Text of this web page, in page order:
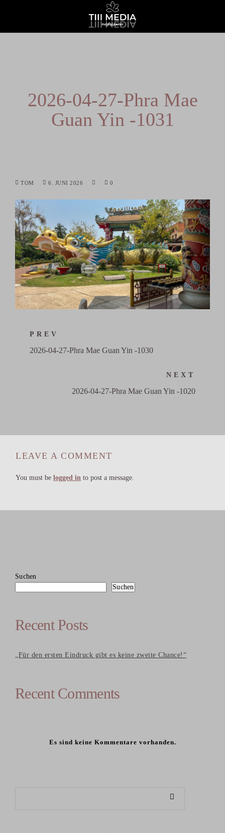
2026-04-27-Phra Mae
Guan Yin -1031
TOM 6. JUNI 2026 0
PREV
2026-04-27-Phra Mae Guan Yin -1030
NEXT
2026-04-27-Phra Mae Guan Yin -1020
LEAVE A COMMENT
You must belogged in to post a message.
Suchen
Suchen
Recent Posts
„Für den ersten Eindruck gibt es keine zweite Chance!“
Recent Comments
Es sind keine Kommentare vorhanden.